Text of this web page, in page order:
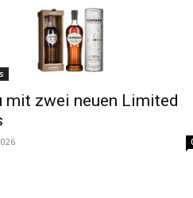
mit zwei neuen Limited